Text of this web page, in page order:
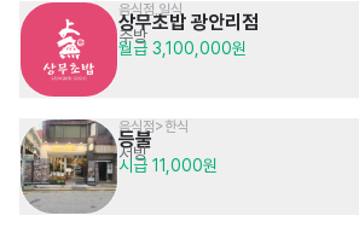
음식점,일식
상무초밥 광안리점
주방
월급 3,100,000원
음식점>한식
등불
서빙
시급 11,000원